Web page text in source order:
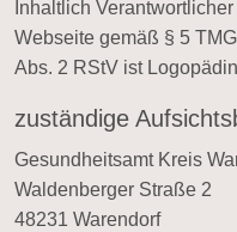
Inhaltlich
Webseite gemäß § 5
Abs. 2 RStV ist
zuständige
Gesundheitsamt Kreis
Waldenberger Straße 2
48231 Warendorf